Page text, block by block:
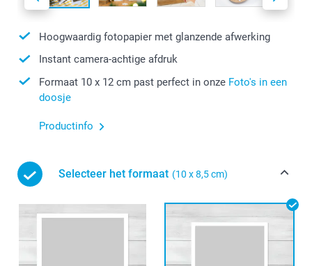
Hoogwaardig fotopapier met glanzende afwerking
Instant camera-achtige afdruk
Formaat 10 x 12 cm past perfect in onze Foto's in een
doosje
Productinfo
Selecteer het formaat (10 x 8,5 cm)